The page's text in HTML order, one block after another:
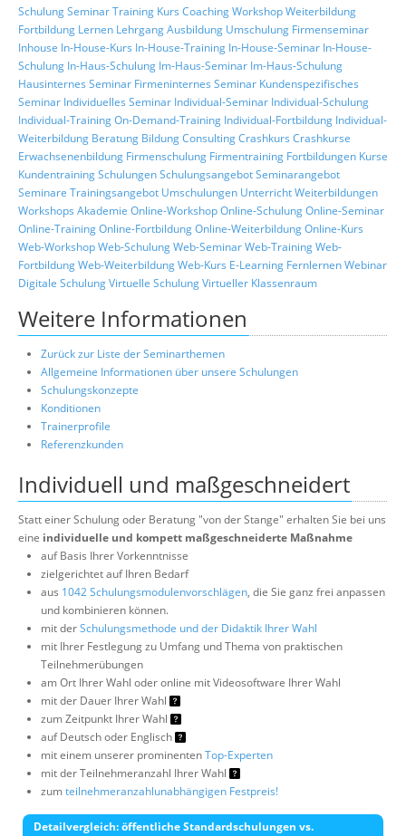
SchulungSeminarTraining Kurs CoachingWorkshopWeiterbildung
Fortbildung Lernen LehrgangAusbildung Umschulung Firmenseminar
Inhouse In-House-Kurs In-House-Training In-House-Seminar In-House-
Schulung In-Haus-Schulung Im-Haus-Seminar Im-Haus-Schulung
Hausinternes Seminar Firmeninternes Seminar Kundenspezifisches
Seminar Individuelles Seminar Individual-Seminar Individual-Schulung
Individual-TrainingOn-Demand-Training Individual-Fortbildung Individual-
Weiterbildung Beratung BildungConsultingCrashkurs Crashkurse
Erwachsenenbildung Firmenschulung Firmentraining Fortbildungen Kurse
KundentrainingSchulungenSchulungsangebotSeminarangebot
Seminare Trainingsangebot Umschulungen UnterrichtWeiterbildungen
Workshops Akademie Online-WorkshopOnline-SchulungOnline-Seminar
Online-TrainingOnline-FortbildungOnline-WeiterbildungOnline-Kurs
Web-WorkshopWeb-SchulungWeb-SeminarWeb-TrainingWeb-
FortbildungWeb-WeiterbildungWeb-Kurs E-Learning FernlernenWebinar
Digitale SchulungVirtuelle SchulungVirtueller Klassenraum
Weitere Informationen
Zurück zur Liste der Seminarthemen
Allgemeine Informationen über unsere Schulungen
Schulungskonzepte
Konditionen
Trainerprofile
Referenzkunden
Individuell und maßgeschneidert
Statt einer Schulung oder Beratung "von der Stange" erhalten Sie bei uns
eine individuelle und kompett maßgeschneiderte Maßnahme
auf Basis Ihrer Vorkenntnisse
zielgerichtet auf Ihren Bedarf
aus 1042 Schulungsmodulenvorschlägen, die Sie ganz frei anpassen
und kombinieren können.
mit derSchulungsmethode und der Didaktik Ihrer Wahl
mit Ihrer Festlegung zu Umfang und Thema von praktischen
Teilnehmerübungen
am Ort Ihrer Wahl oder online mit Videosoftware Ihrer Wahl
mit der Dauer Ihrer Wahl
zum Zeitpunkt Ihrer Wahl
auf Deutsch oder Englisch
mit einem unserer prominentenTop-Experten
mit der Teilnehmeranzahl Ihrer Wahl
zumteilnehmeranzahlunabhängigen Festpreis!
Detailvergleich: öffentliche Standardschulungen vs.